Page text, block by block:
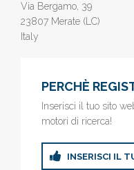
Via Bergamo, 39
23807 Merate (LC)
Italy
PERCHÈ
Inserisci il tuo sito
motori di ricerca!
INSERISCI IL